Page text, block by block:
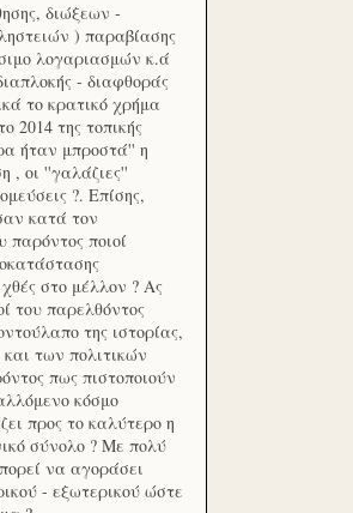
διώξεων -
) παραβίασης
λογαριασμών κ.ά
- διαφθοράς
το κρατικό χρήμα
2014 της τοπικής
ήταν μπροστά'' η
, οι ''γαλάζιες''
?. Επίσης,
κατά τον
παρόντος ποιοί
στο μέλλον ? Ας
του παρελθόντος
της ιστορίας,
των πολιτικών
πως πιστοποιούν
κόσμο
προς το καλύτερο η
σύνολο ? Με πολύ
να αγοράσει
- εξωτερικού ώστε